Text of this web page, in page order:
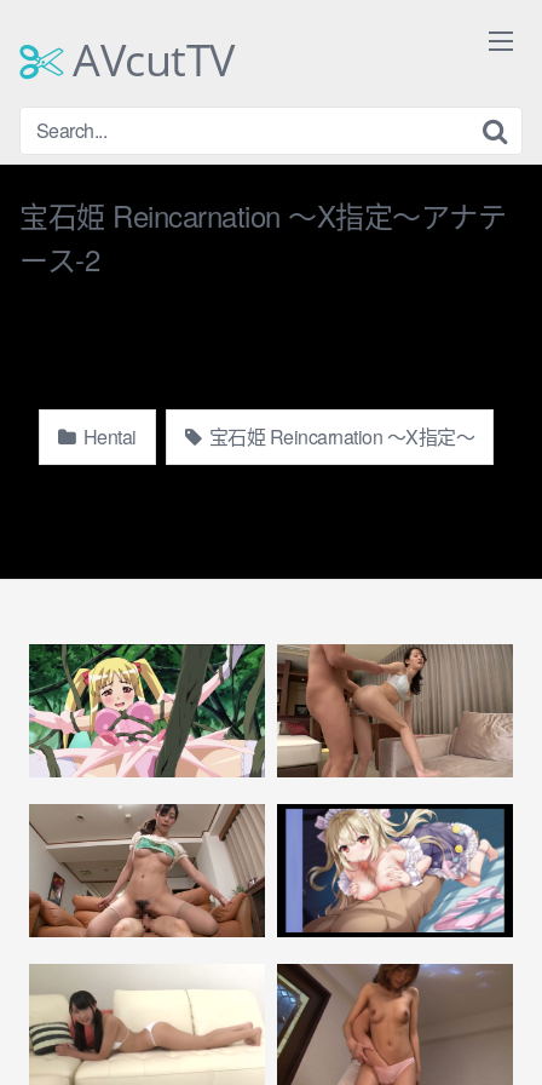
contentAVcutTV
宝石姫 Reincarnation 〜X指定〜アナテ
ース-2
Hentai 宝石姫 Reincarnation 〜X指定〜